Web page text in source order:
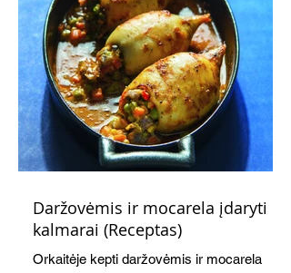
Daržovėmis ir mocarela įdaryti
kalmarai (Receptas)
Orkaitėje kepti daržovėmis ir mocarela